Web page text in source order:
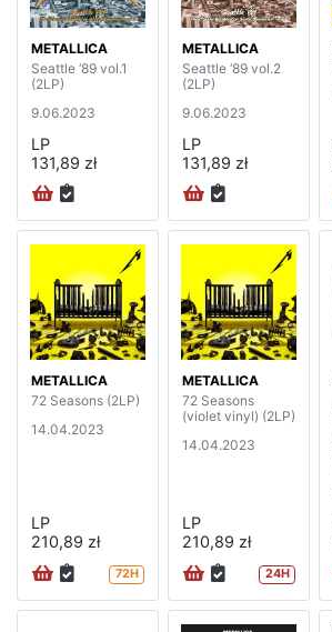
METALLICA
Seattle ‘89 vol.1
(2LP)
9.06.2023
LP
131,89 zł
METALLICA
Seattle ‘89 vol.2
(2LP)
9.06.2023
LP
131,89 zł
METALLICA
72 Seasons (2LP)
14.04.2023
LP
210,89 zł
72H
METALLICA
72 Seasons
(violet vinyl) (2LP)
14.04.2023
LP
210,89 zł
24H